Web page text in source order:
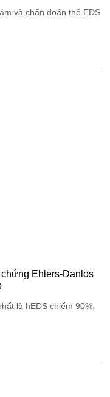
và chẩn đoán thể EDS
Ehlers-Danlos
là hEDS chiếm 90%,